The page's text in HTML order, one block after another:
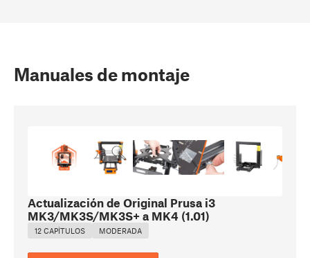
Manuales de montaje
Actualización de Original Prusa i3
MK3/MK3S/MK3S+ a MK4 (1.01)
12 CAPÍTULOS MODERADA